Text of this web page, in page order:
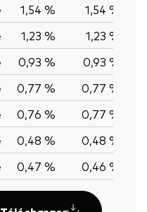
1,54 % 1,54 %
1,23 % 1,23 %
0,93 % 0,93 %
0,77 % 0,77 %
0,76 % 0,77 %
0,48 % 0,48 %
0,47 % 0,46 %